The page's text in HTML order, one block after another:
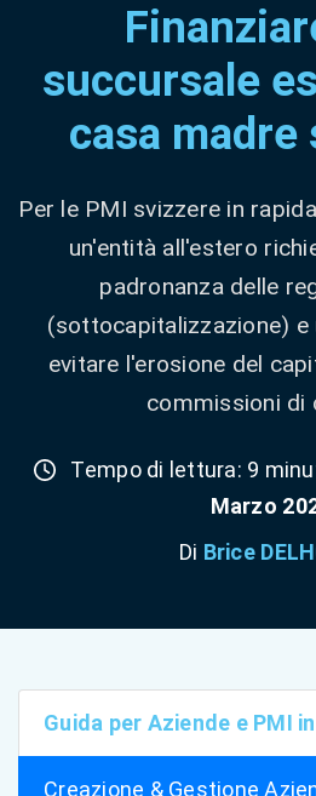
succursale
casa madre
Per le PMI svizzere in
un'entità all'estero
padronanza delle
(sottocapitalizzazione) e
evitare l'erosione del
commissioni di
Tempo di lettura: 9
Marzo
Di Brice
Guida per Aziende e PMI
Creazione & Gestione